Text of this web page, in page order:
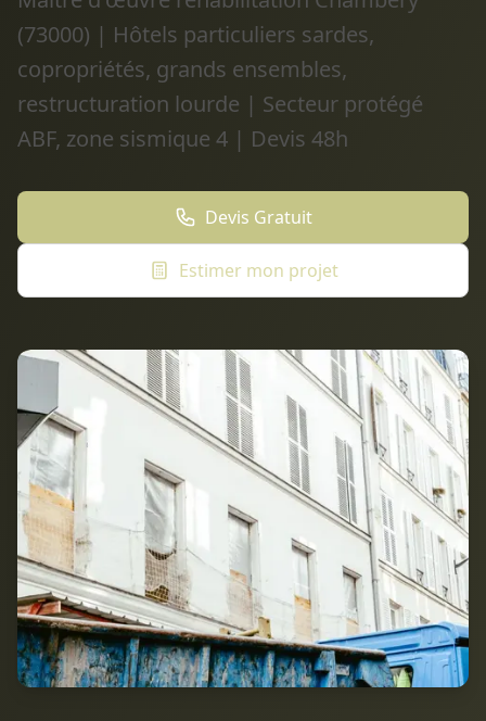
(73000) | Hôtels particuliers sardes,
copropriétés, grands ensembles,
restructuration lourde | Secteur protégé
ABF, zone sismique 4 | Devis 48h
Devis Gratuit
Estimer mon projet